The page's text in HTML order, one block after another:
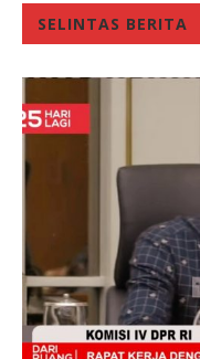
SELINTAS BERITA